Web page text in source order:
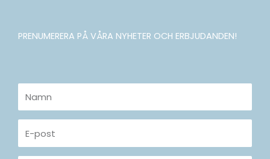
PRENUMERERA PÅ VÅRA NYHETER OCH ERBJUDANDEN!
post